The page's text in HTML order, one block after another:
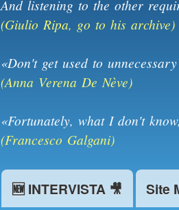
And listening to the other
(Giulio Ripa, go to his archive)
«Don't get used to
(Anna Verena De Nève)
«Fortunately, what I don't
(Francesco Galgani)
🆕 INTERVISTA 🎥 Site